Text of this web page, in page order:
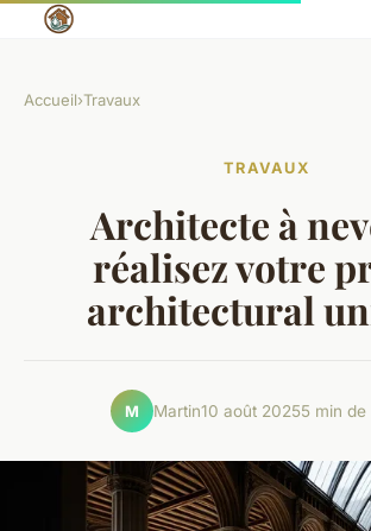
Accueil›Travaux
TRAVAUX
Architecte à
réalisez votre
architectural
M Martin10 août 20255 min